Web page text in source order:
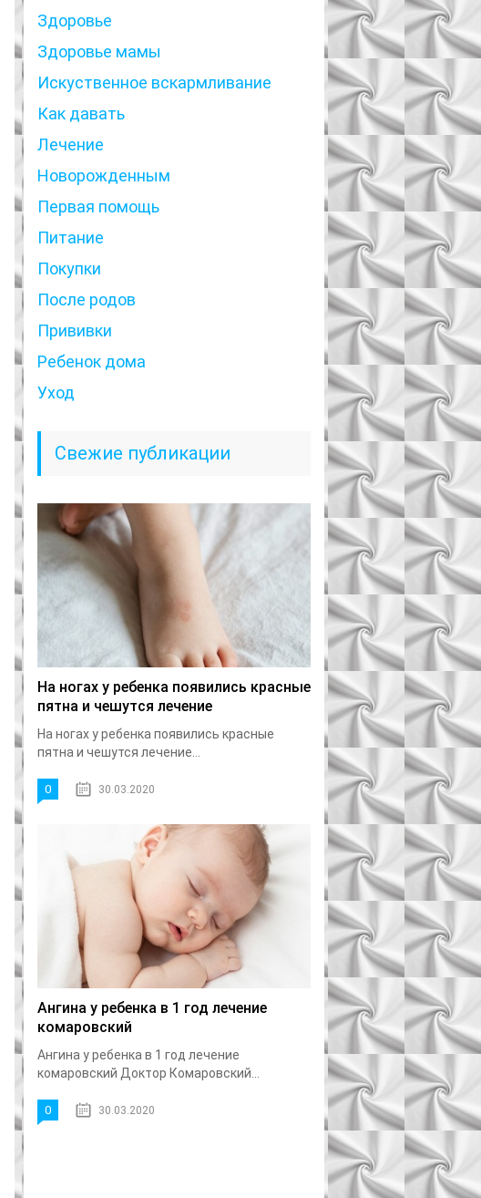
Здоровье
Здоровье мамы
Искуственное вскармливание
Как давать
Лечение
Новорожденным
Первая помощь
Питание
Покупки
После родов
Прививки
Ребенок дома
Уход
Свежие публикации
На ногах у ребенка появились красные
пятна и чешутся лечение
На ногах у ребенка появились красные
пятна и чешутся лечение...
0 30.03.2020
Ангина у ребенка в 1 год лечение
комаровский
Ангина у ребенка в 1 год лечение
комаровский Доктор Комаровский...
0 30.03.2020